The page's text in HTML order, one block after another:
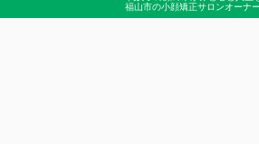
福山市の小顔矯正サロンオーナ